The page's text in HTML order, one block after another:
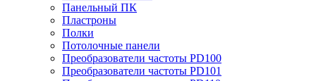
Панельный ПК
Пластроны
Полки
Потолочные панели
Преобразователи частоты PD100
Преобразователи частоты PD101